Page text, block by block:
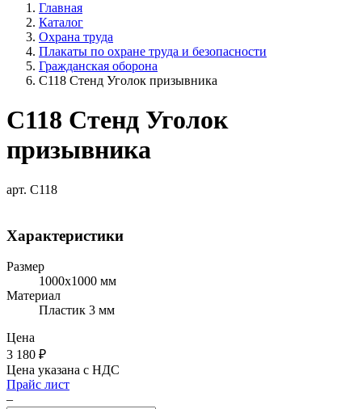
Главная
Каталог
Охрана труда
Плакаты по охране труда и безопасности
Гражданская оборона
С118 Стенд Уголок призывника
С118 Стенд Уголок
призывника
арт. С118
Характеристики
Размер
1000х1000 мм
Материал
Пластик 3 мм
Цена
3 180 ₽
Цена указана с НДС
Прайс лист
–